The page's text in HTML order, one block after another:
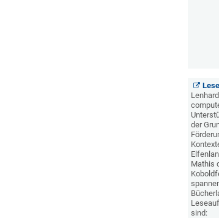
der
Mathis
sind: